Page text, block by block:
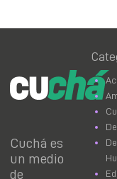
Cuchá es
un medio
de